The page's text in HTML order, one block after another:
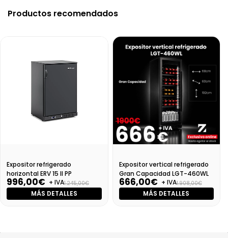
Productos recomendados
Expositor refrigerado
horizontal ERV 15 II PP
996,00€ + IVA1.245,00€
MÁS DETALLES
Expositor vertical refrigerado
Gran Capacidad LGT-460WL
666,00€ + IVA1.908,00€
MÁS DETALLES